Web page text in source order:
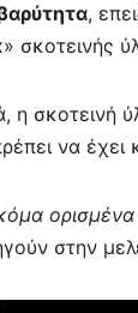
,
σκοτεινής
η σκοτεινή
να έχει
στην